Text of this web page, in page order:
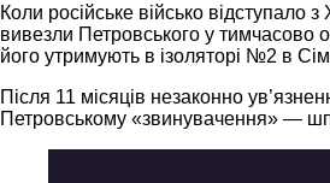
Коли російське військо відступало
вивезли Петровського у тимчасово
його утримують в ізоляторі №2 в
Після 11 місяців незаконно
Петровському «звинувачення» —